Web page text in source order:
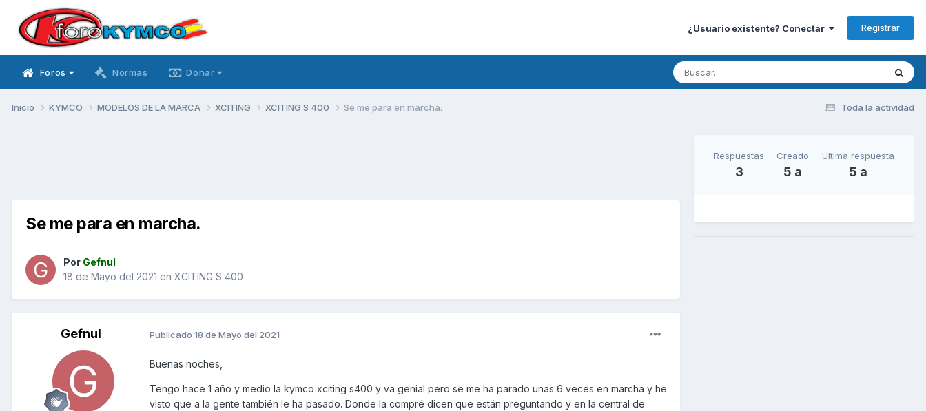
¿Usuario existente? Conectar Registrar
Foros Normas Donar
Toda la actividad
Inicio KYMCO MODELOS DE LA MARCA XCITING XCITING S 400 Se me para en marcha.
Se me para en marcha.
Por Gefnul
18 de Mayo del 2021 en XCITING S 400
Gefnul Publicado 18 de Mayo del 2021
Buenas noches,
Tengo hace 1 año y medio la kymco xciting s400 y va genial pero se me ha parado unas 6 veces en marcha y he
visto que a la gente también le ha pasado. Donde la compré dicen que están preguntando y en la central de
Respuestas
3
Creado
5 a
Última respuesta
5 a